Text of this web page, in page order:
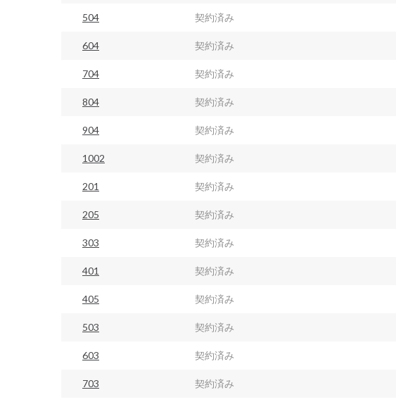
504 契約済み
604 契約済み
704 契約済み
804 契約済み
904 契約済み
1002 契約済み
201 契約済み
205 契約済み
303 契約済み
401 契約済み
405 契約済み
503 契約済み
603 契約済み
703 契約済み